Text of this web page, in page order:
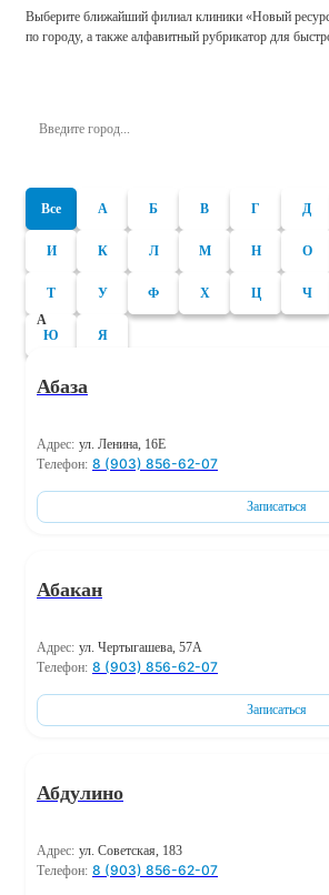
Выберите ближайший филиал клиники «Новый
по городу, а также алфавитный рубрикатор для
Все А Б В Г Д
И К Л М Н О
Т У Ф Х Ц Ч
Ю Я
А
Абаза
Адрес: ул. Ленина, 16Е
Телефон: 8 (903) 856-62-07
Записаться
Абакан
Адрес: ул. Чертыгашева, 57А
Телефон: 8 (903) 856-62-07
Записаться
Абдулино
Адрес: ул. Советская, 183
Телефон: 8 (903) 856-62-07